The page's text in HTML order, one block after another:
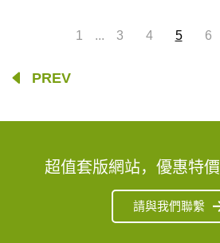
1 ... 3 4 5 6
PREV
超值套版網站，優惠特價
請與我們聯繫